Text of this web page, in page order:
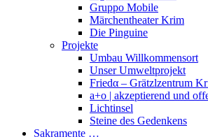
Gruppo Mobile
Märchentheater Krim
Die Pinguine
Projekte
Umbau Willkommensort
Unser Umweltprojekt
Friedα – Grätzlzentrum
a+o | akzeptierend und
Lichtinsel
Steine des Gedenkens
Sakramente …